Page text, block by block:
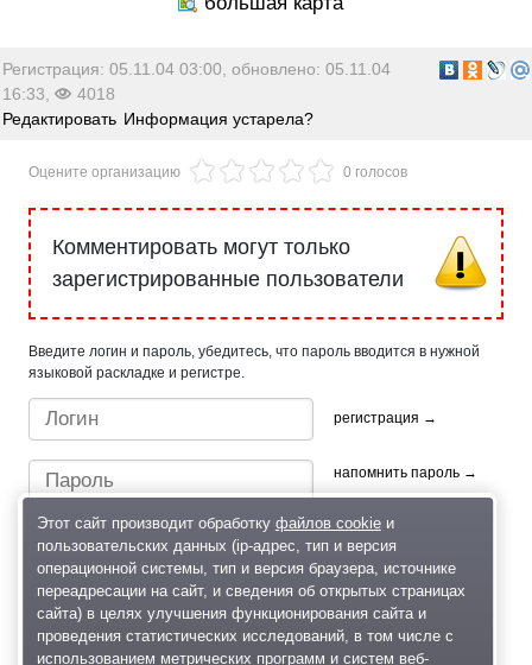
Регистрация: 05.11.04 03:00, обновлено: 05.11.04
16:33,
4018
Редактировать Информация устарела?
Оцените организацию 0 голосов
Комментировать могут только
зарегистрированные пользователи
Введите логин и пароль, убедитесь, что пароль вводится в нужной
языковой раскладке и регистре.
регистрация →
напомнить пароль →
Быстрый вход/регистрация, используя профиль в:
Этот сайт производит обработку файлов cookieи
пользовательских данных (ip-адрес, тип и версия
операционной системы, тип и версия браузера, источнике
переадресации на сайт, и сведения об открытых страницах
сайта) в целях улучшения функционирования сайта и
проведения статистических исследований, в том числе с
использованием метрических программ и систем веб-